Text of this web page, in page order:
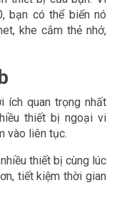
bạn có thể biến nó
khe cắm thẻ nhớ,
ích quan trọng nhất
thiết bị ngoại vi
vào liên tục.
thiết bị cùng lúc
tiết kiệm thời gian